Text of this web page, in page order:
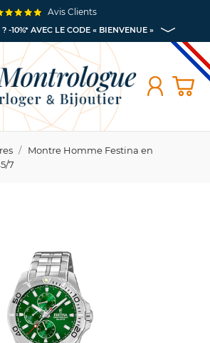
-10%* AVEC LE CODE « BIENVENUE »
Avis Clients
Montre Homme Festina en
7